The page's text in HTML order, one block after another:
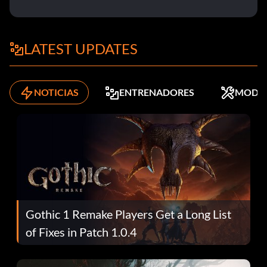
LATEST UPDATES
NOTICIAS ENTRENADORES MODS
Gothic 1 Remake Players Get a Long List
of Fixes in Patch 1.0.4